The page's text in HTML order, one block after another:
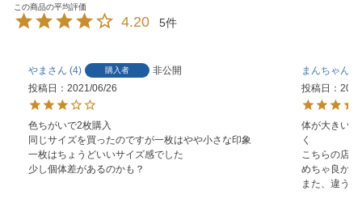
4.20 5
やま 4 購入者
非公開
投稿日
2021/06/26
色ちがいで2枚購入
同じサイズを買ったのですが一枚はやや小さな印象
一枚はちょうどいいサイズ感でした
少し個体差があるのかも？
まんちゃん
投稿日
体が大きい
く
こちらの店
めちゃ良かっ
また、違う